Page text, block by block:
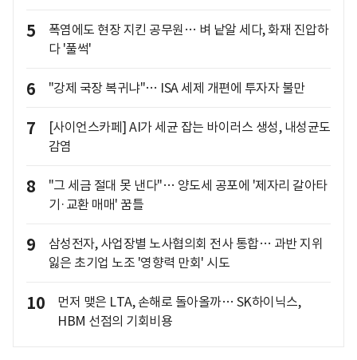
5
폭염에도 현장 지킨 공무원… 벼 낱알 세다, 화재 진압하
다 '풀썩'
6 "강제 국장 복귀냐"… ISA 세제 개편에 투자자 불만
7
[사이언스카페] AI가 세균 잡는 바이러스 생성, 내성균도
감염
8
"그 세금 절대 못 낸다"… 양도세 공포에 '제자리 갈아타
기·교환 매매' 꿈틀
9
삼성전자, 사업장별 노사협의회 전사 통합… 과반 지위
잃은 초기업 노조 '영향력 만회' 시도
10
먼저 맺은 LTA, 손해로 돌아올까… SK하이닉스,
HBM 선점의 기회비용